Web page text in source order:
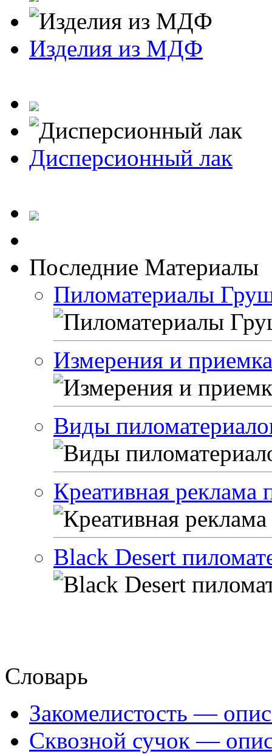
Изделия из МДФ
Дисперсионный лак
Последние Материалы
Пиломатериалы
Измерения и
Виды
Креативная реклама
Black Desert
Словарь
Закомелистость —
Сквозной сучок —